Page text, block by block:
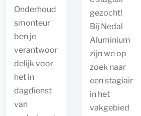
Onderhoud
smonteur
ben je
verantwoor
delijk voor
het in
dagdienst
van
gezocht!
Bij Nedal
Aluminium
zijn we op
zoek naar
een stagiair
in het
vakgebied